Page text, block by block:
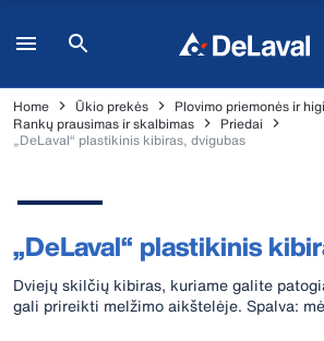
Home Ūkio prekės
Plovimo priemonės ir
Rankų prausimas ir skalbimas
Priedai
„DeLaval“ plastikinis kibiras, dvigubas
„DeLaval“ plastikinis
Dviejų skilčių kibiras, kuriame galite
gali prireikti melžimo aikštelėje. Spalva: